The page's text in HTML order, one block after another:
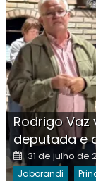
Rodrigo
deputada e
Posted
on
31 de julho de
Jaborandi